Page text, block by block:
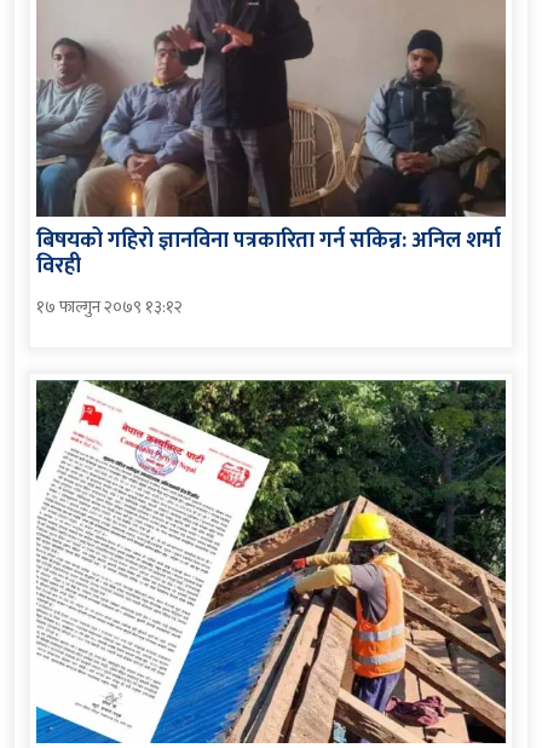
बिषयको गहिरो ज्ञानविना पत्रकारिता गर्न सकिन्न: अनिल शर्मा
विरही
१७ फाल्गुन २०७९ १३:१२